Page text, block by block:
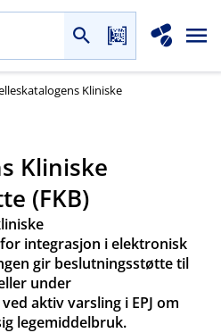
Kliniske
Kliniske
(FKB)
integrasjon i elektronisk
gir beslutningsstøtte til
under
aktiv varsling i EPJ om
legemiddelbruk.